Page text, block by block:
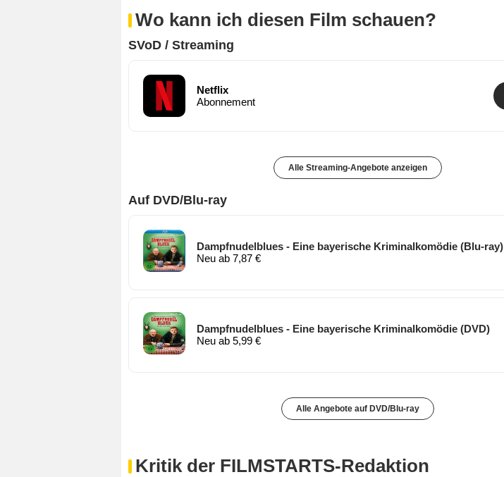
Wo kann ich diesen Film schauen?
SVoD / Streaming
Netflix
Abonnement
Alle Streaming-Angebote anzeigen
Auf DVD/Blu-ray
Dampfnudelblues - Eine bayerische Kriminalkomödie (Blu-ray)
Neu ab 7,87 €
Dampfnudelblues - Eine bayerische Kriminalkomödie (DVD)
Neu ab 5,99 €
Alle Angebote auf DVD/Blu-ray
Kritik der FILMSTARTS-Redaktion